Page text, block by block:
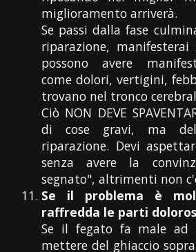
miglioramento arriverà.
Se passi dalla fase
riparazione,
possono avere
come dolori, vertigini,
trovano nel tronco
Ciò NON DEVE
di cose gravi, ma
riparazione. Devi
senza avere la
segnato", altrimenti non
Se il problema è
raffredda le parti
Se il fegato fa male ad
mettere del ghiaccio